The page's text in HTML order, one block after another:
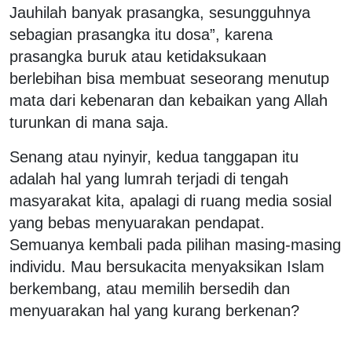
Jauhilah banyak prasangka, sesungguhnya
sebagian prasangka itu dosa”, karena
prasangka buruk atau ketidaksukaan
berlebihan bisa membuat seseorang menutup
mata dari kebenaran dan kebaikan yang Allah
turunkan di mana saja.
Senang atau nyinyir, kedua tanggapan itu
adalah hal yang lumrah terjadi di tengah
masyarakat kita, apalagi di ruang media sosial
yang bebas menyuarakan pendapat.
Semuanya kembali pada pilihan masing-masing
individu. Mau bersukacita menyaksikan Islam
berkembang, atau memilih bersedih dan
menyuarakan hal yang kurang berkenan?